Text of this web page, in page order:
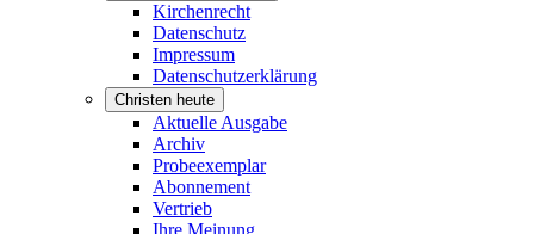
Kirchenrecht
Datenschutz
Impressum
Datenschutzerklärung
Christen heute
Aktuelle Ausgabe
Archiv
Probeexemplar
Abonnement
Vertrieb
Ihre Meinung